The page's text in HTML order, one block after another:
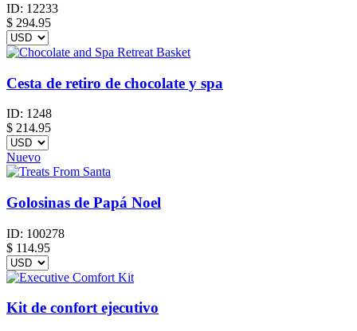
ID: 12233
$ 294.95
Cesta de retiro de chocolate y spa
ID: 1248
$ 214.95
Nuevo
Golosinas de Papá Noel
ID: 100278
$ 114.95
Kit de confort ejecutivo